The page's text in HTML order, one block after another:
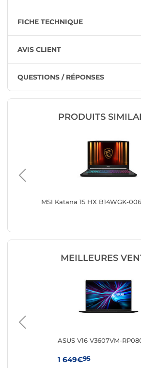
FICHE TECHNIQUE
AVIS CLIENT
QUESTIONS / RÉPONSES
PRODUITS
MSI Katana 15 HX B14WGK-
MEILLEURES
ASUS V16 V3607VM-
1 649€95